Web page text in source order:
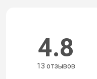
4.8
13 отзывов